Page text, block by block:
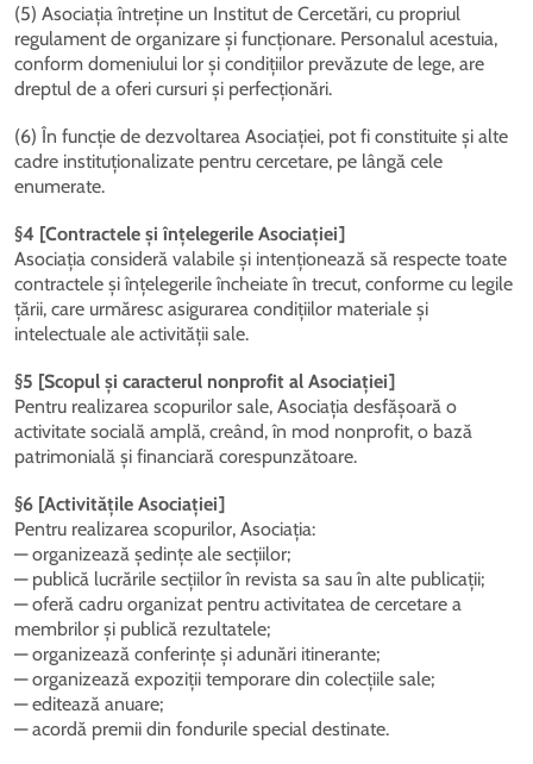
(5) Asociația întreține un Institut de Cercetări, cu propriul
regulament de organizare și funcționare. Personalul acestuia,
conform domeniului lor și condițiilor prevăzute de lege, are
dreptul de a oferi cursuri și perfecționări.
(6) În funcție de dezvoltarea Asociației, pot fi constituite și alte
cadre instituționalizate pentru cercetare, pe lângă cele
enumerate.
§4 [Contractele și înțelegerile Asociației]
Asociația consideră valabile și intenționează să respecte toate
contractele și înțelegerile încheiate în trecut, conforme cu legile
țării, care urmăresc asigurarea condițiilor materiale și
intelectuale ale activității sale.
§5 [Scopul și caracterul nonprofit al Asociației]
Pentru realizarea scopurilor sale, Asociația desfășoară o
activitate socială amplă, creând, în mod nonprofit, o bază
patrimonială și financiară corespunzătoare.
§6 [Activitățile Asociației]
Pentru realizarea scopurilor, Asociația:
— organizează ședințe ale secțiilor;
— publică lucrările secțiilor în revista sa sau în alte publicații;
— oferă cadru organizat pentru activitatea de cercetare a
membrilor și publică rezultatele;
— organizează conferințe și adunări itinerante;
— organizează expoziții temporare din colecțiile sale;
— editează anuare;
— acordă premii din fondurile special destinate.